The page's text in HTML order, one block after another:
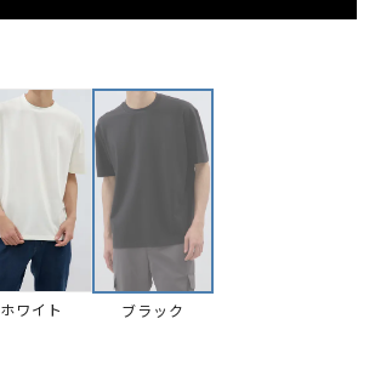
ホワイト ブラック